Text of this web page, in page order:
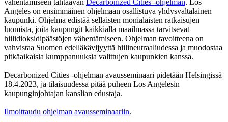
Angeles on ensimmäinen ohjelmaan osallistuva yhdysvaltalainen
kaupunki. Ohjelma edistää sellaisten monialaisten ratkaisujen
luomista, joita kaupungit kaikkialla maailmassa tarvitsevat
hiilidioksidipäästöjen vähentämiseen. Ohjelman tavoitteena on
vahvistaa Suomen edelläkävijyyttä hiilineutraaliudessa ja muodostaa
pitkäaikaisia kumppanuuksia valittujen kaupunkien kanssa.
Decarbonized Cities ‑ohjelman avausseminaari pidetään Helsingissä
18.4.2023, ja tilaisuudessa pitää puheen Los Angelesin
kaupunginjohtajan kanslian edustaja.
Ilmoittaudu ohjelman avausseminaariin.